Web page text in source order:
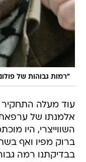
"רמות גבוהות של
עוד מעלה התחקיר
אלמנתו של
השווייצרי, היו
ברוק מפיו ואף
בבדיקתנו רמה